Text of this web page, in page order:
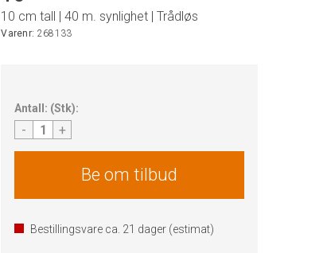
10 cm tall | 40 m. synlighet | Trådløs
Varenr: 268133
Antall: (Stk):
- +
Be om tilbud
Bestillingsvare ca. 21 dager (estimat)